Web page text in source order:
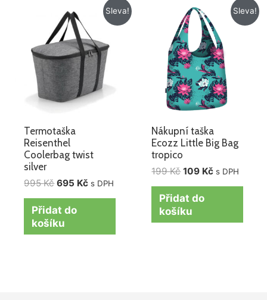
Sleva!
Termotaška
Reisenthel
Coolerbag twist
silver
995Kč
cena
byla:
995 Kč.
695 Kč
Aktuální
cena
695 Kč.
s DPH
Přidat do
košíku
Sleva!
Nákupní taška
Ecozz Little Big Bag
tropico
199Kč
Původní
cena
byla:
199 Kč.
109 Kč
Aktuální
cena
je:
109 Kč.
s DPH
Přidat do
košíku